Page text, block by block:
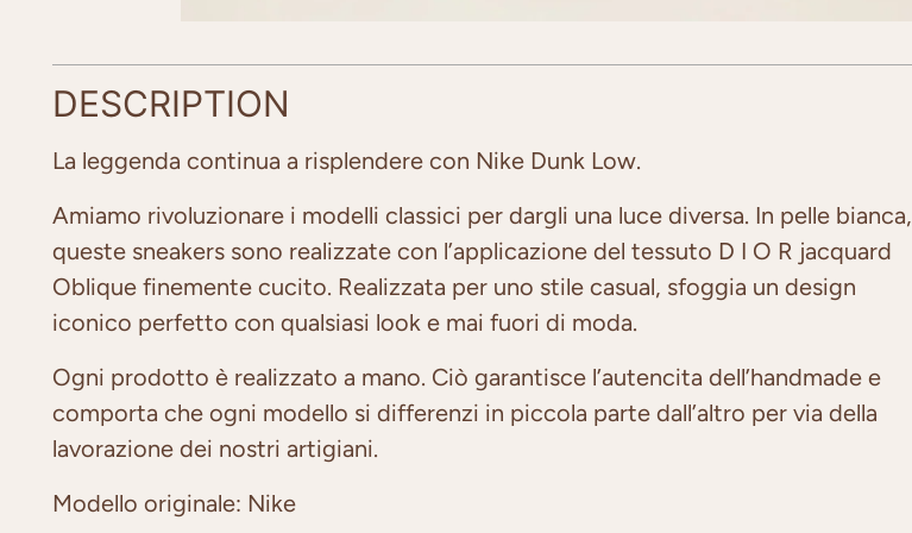
DESCRIPTION
La leggenda continua a risplendere con Nike Dunk Low.
Amiamo rivoluzionare i modelli classici per dargli una luce diversa. In pelle bianca,
queste sneakers sono realizzate con l’applicazione del tessuto D I O R jacquard
Oblique finemente cucito. Realizzata per uno stile casual, sfoggia un design
iconico perfetto con qualsiasi look e mai fuori di moda.
Ogni prodotto è realizzato a mano. Ciò garantisce l’autencita dell’handmade e
comporta che ogni modello si differenzi in piccola parte dall’altro per via della
lavorazione dei nostri artigiani.
Modello originale: Nike